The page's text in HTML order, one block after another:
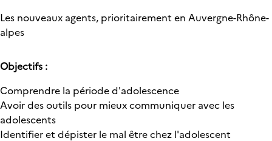
Les nouveaux agents, prioritairement en Auvergne-Rhône-
alpes
Objectifs :
Comprendre la période d'adolescence
Avoir des outils pour mieux communiquer avec les
adolescents
Identifier et dépister le mal être chez l'adolescent